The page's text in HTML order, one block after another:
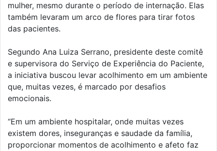
mulher, mesmo durante o período de internação. Elas
também levaram um arco de flores para tirar fotos
das pacientes.
Segundo Ana Luiza Serrano, presidente deste comitê
e supervisora do Serviço de Experiência do Paciente,
a iniciativa buscou levar acolhimento em um ambiente
que, muitas vezes, é marcado por desafios
emocionais.
“Em um ambiente hospitalar, onde muitas vezes
existem dores, inseguranças e saudade da família,
proporcionar momentos de acolhimento e afeto faz